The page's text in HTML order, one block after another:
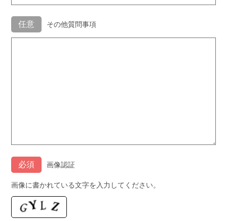
その他質問事項
画像認証
画像に書かれている文字を入力してください。